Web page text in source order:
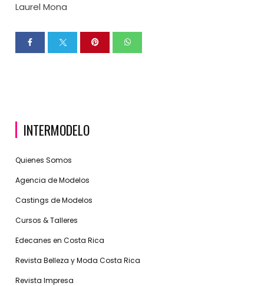
Laurel Mona
INTERMODELO
Quienes Somos
Agencia de Modelos
Castings de Modelos
Cursos & Talleres
Edecanes en Costa Rica
Revista Belleza y Moda Costa Rica
Revista Impresa